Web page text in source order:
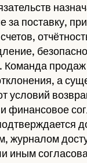
за поставку,
Команда продаж
а
условий
финансовое
журналом
иным